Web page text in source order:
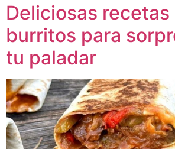
Deliciosas recetas
burritos para
tu paladar